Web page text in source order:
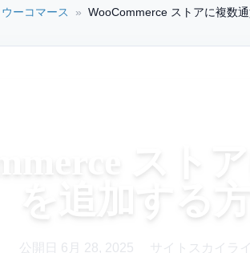
ウーコマース » WooCommerce ストアに複数
スト
を追加する方
公開日 6月 28, 2025 サイトスカイラ